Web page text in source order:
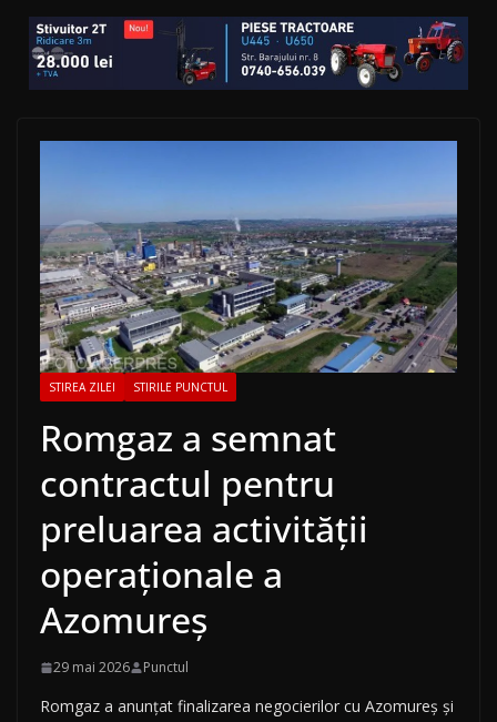
STIREA ZILEI STIRILE PUNCTUL
Romgaz a semnat
contractul pentru
preluarea activității
operaționale a
Azomureș
29 mai 2026 Punctul
Romgaz a anunțat finalizarea negocierilor cu Azomureș și